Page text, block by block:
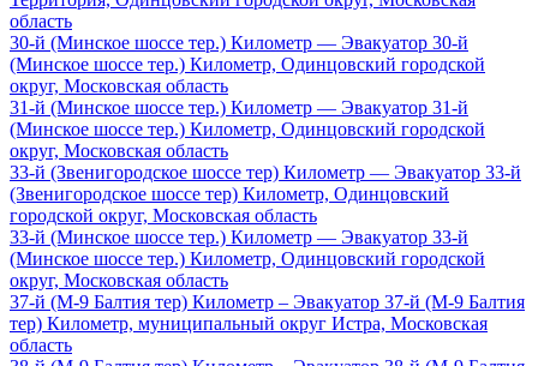
область
30-й (Минское шоссе тер.) Километр — Эвакуатор 30-й
(Минское шоссе тер.) Километр, Одинцовский городской
округ, Московская область
31-й (Минское шоссе тер.) Километр — Эвакуатор 31-й
(Минское шоссе тер.) Километр, Одинцовский городской
округ, Московская область
33-й (Звенигородское шоссе тер) Километр — Эвакуатор 33-й
(Звенигородское шоссе тер) Километр, Одинцовский
городской округ, Московская область
33-й (Минское шоссе тер.) Километр — Эвакуатор 33-й
(Минское шоссе тер.) Километр, Одинцовский городской
округ, Московская область
37-й (М-9 Балтия тер) Километр – Эвакуатор 37-й (М-9 Балтия
тер) Километр, муниципальный округ Истра, Московская
область